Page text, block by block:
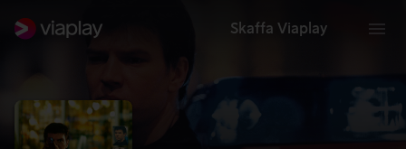
Skaffa Viaplay